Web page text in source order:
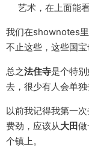
艺术，在上面能
我们在shownotes
不止这些，这些国宝
总之法住寺是个特
去，很少有人会单独
以前我记得我第一
费劲，应该从大田
个镇上。